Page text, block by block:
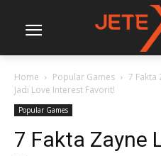
Home Popular Games
7 Fakta
Jadi Love Interest Favorit!
Popular Games
7 Fakta Zayne